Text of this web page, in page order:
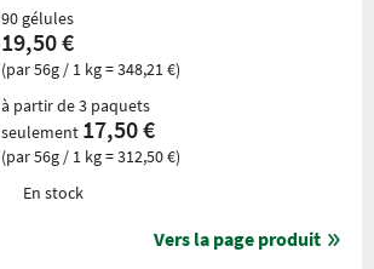
90 gélules
19,50 €
(par 56g / 1 kg = 348,21 €)
à partir de 3 paquets
seulement 17,50 €
(par 56g / 1 kg = 312,50 €)
En stock
Vers la page produit